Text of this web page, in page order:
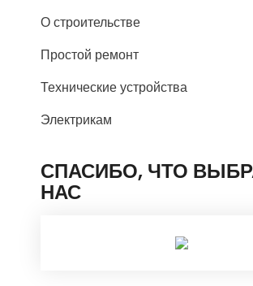
О строительстве
Простой ремонт
Технические устройства
Электрикам
СПАСИБО, ЧТО
НАС